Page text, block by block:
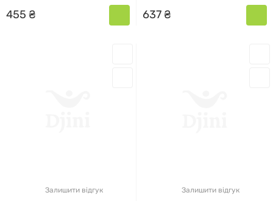
455 ₴ 637₴
Залишити відгук
Залишити відгук